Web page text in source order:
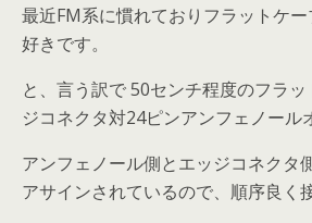
最近FM系に慣れておりフラットケ
好きです。
と、言う訳で 50センチ程度のフラ
ジコネクタ対24ピンアンフェノール
アンフェノール側とエッジコネクタ
アサインされているので、順序良く